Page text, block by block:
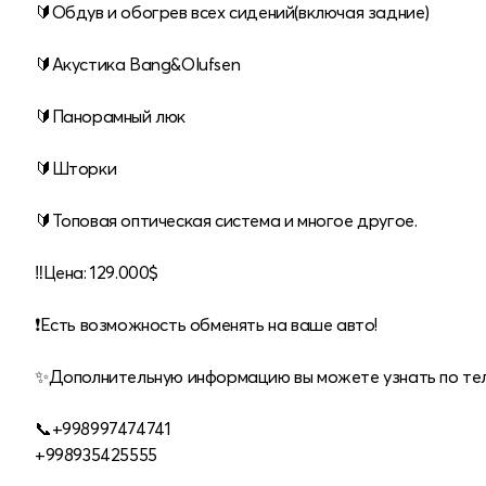
🔰Обдув и обогрев всех сидений(включая задние)
🔰Акустика Bang&Olufsen
🔰Панорамный люк
🔰Шторки
🔰Топовая оптическая система и многое другое.
‼️Цена: 129.000$
❗️Есть возможность обменять на ваше авто!
✨Дополнительную информацию вы можете узнать по
📞+998997474741
+998935425555